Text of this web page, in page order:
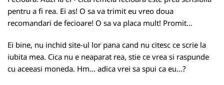
pentru a fi rea. Ei as! O sa va trimit eu vreo doua
recomandari de fecioare! O sa va placa mult! Promit...
Ei bine, nu inchid site-ul lor pana cand nu citesc ce scrie la
iubita mea. Cica nu e neaparat rea, stie ce vrea si raspunde
cu aceeasi moneda. Hm... adica vrei sa spui ca eu...?